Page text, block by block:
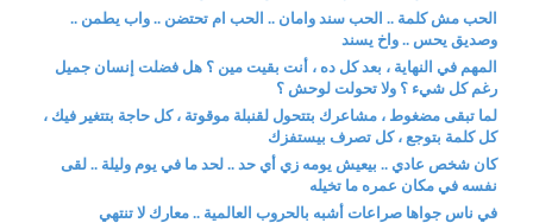
الحب مش كلمة .. الحب سند وامان .. الحب ام تحتضن .. واب يطمن ..
وصديق يحس .. واخ يسند
المهم في النهاية ، بعد كل ده ، أنت بقيت مين ؟ هل فضلت إنسان جميل
رغم كل شيء ؟ ولا تحولت لوحش ؟
لما تبقى مضغوط ، مشاعرك بتتحول لقنبلة موقوتة ، كل حاجة بتتغير فيك ،
كل كلمة بتوجع ، كل تصرف بيستفزك
كان شخص عادي .. بيعيش يومه زي أي حد .. لحد ما في يوم وليلة .. لقى
نفسه في مكان عمره ما تخيله
في ناس جواها صراعات أشبه بالحروب العالمية .. معارك لا تنتهي